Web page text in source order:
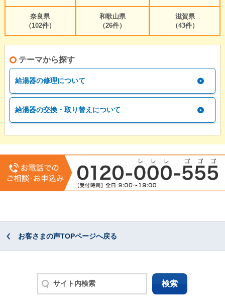
奈良県
（102件）
和歌山県
（26件）
滋賀県
（43件）
テーマから探す
給湯器の修理について
給湯器の交換・取り替えについて
お客さまの声TOPページへ戻る